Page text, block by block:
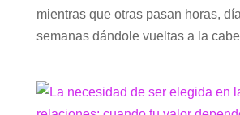
mientras que otras pasan horas,
semanas dándole vueltas a la